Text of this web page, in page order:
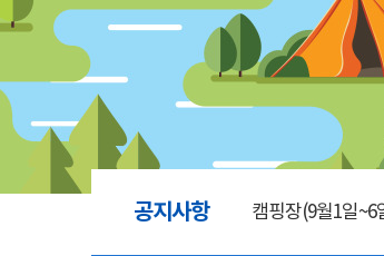
공지사항 캠핑장(9월1일~6